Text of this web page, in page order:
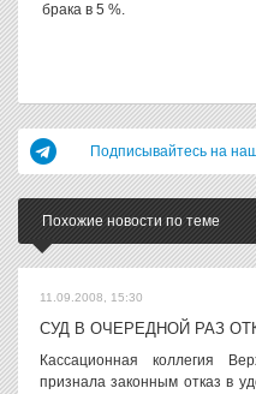
брака в 5 %.
Подписывайтесь на
Похожие новости по теме
11.09.2008, 15:30
СУД В ОЧЕРЕДНОЙ РАЗ
Кассационная коллегия
признала законным отказ в